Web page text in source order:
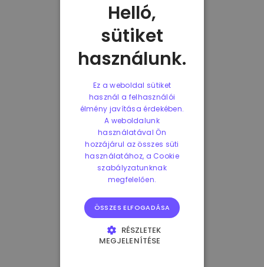
Helló,
sütiket
használunk.
Ez a weboldal sütiket
használ a felhasználói
élmény javítása érdekében.
A weboldalunk
használatával Ön
hozzájárul az összes süti
használatához, a Cookie
szabályzatunknak
megfelelően.
ÖSSZES ELFOGADÁSA
RÉSZLETEK
MEGJELENÍTÉSE